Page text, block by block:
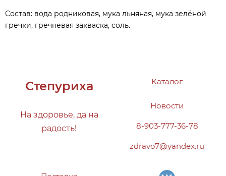
Состав: вода родниковая, мука льняная, мука зелёной
гречки, гречневая закваска, соль.
Степуриха
На здоровье, да на
радость!
Каталог
Новости
8-903-777-36-78
zdravo7@yandex.ru